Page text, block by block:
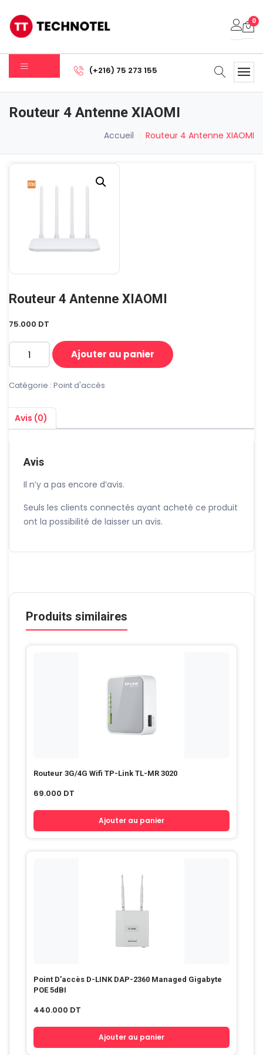
0
Votre panier est vide.
Sous-total: 0.000DT
Voir Le Panier Commander
(+216) 75 273 155
Routeur 4 Antenne XIAOMI
Accueil Routeur 4 Antenne XIAOMI
Routeur 4 Antenne XIAOMI
75.000 DT
quantité
Routeur
Antenne
XIAOMI
Ajouter au panier
Catégorie : Point d'accès
Avis (0)
Avis
Il n’y a pas encore d’avis.
Seuls les clients connectés ayant acheté ce produit
ont la possibilité de laisser un avis.
Produits similaires
Routeur 3G/4G Wifi TP-Link TL-MR 3020
69.000 DT
Ajouter au panier
Point D’accès D-LINK DAP-2360 Managed Gigabyte
POE 5dBI
440.000 DT
Ajouter au panier